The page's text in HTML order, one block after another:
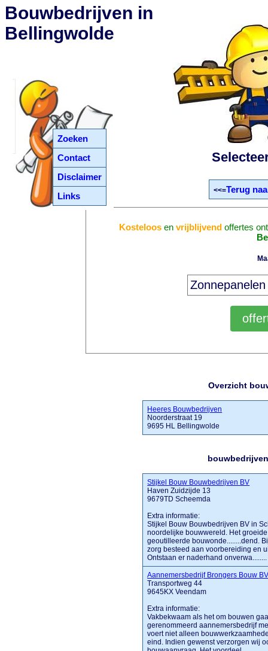
Zoeken
Contact
Disclaimer
Links
Bouwbedrijven in
Bellingwolde
<<=Terug
Kosteloosen vrijblijvendoffertes
Overzicht
Heeres Bouwbedrijven
Noorderstraat 19
9695 HL Bellingwolde
Stijkel Bouw Bouwbedrijven BV
Haven Zuidzijde 13
9679TD Scheemda
Extra informatie:
Stijkel Bouw Bouwbedrijven BV in
noordelijke bouwwereld. Het
geoutilleerde bouwonde........dend.
zorg besteed aan voorbereiding en
Ontstaan er naderhand onverwa........
Aannemersbedrijf Brongers Bouw
Transportweg 44
9645KX Veendam
Extra informatie:
Vakbekwaam als het om bouwen
gerenommeerd aannemersbedrijf
voert niet alleen
eind. Indien gewenst verzorgen wij